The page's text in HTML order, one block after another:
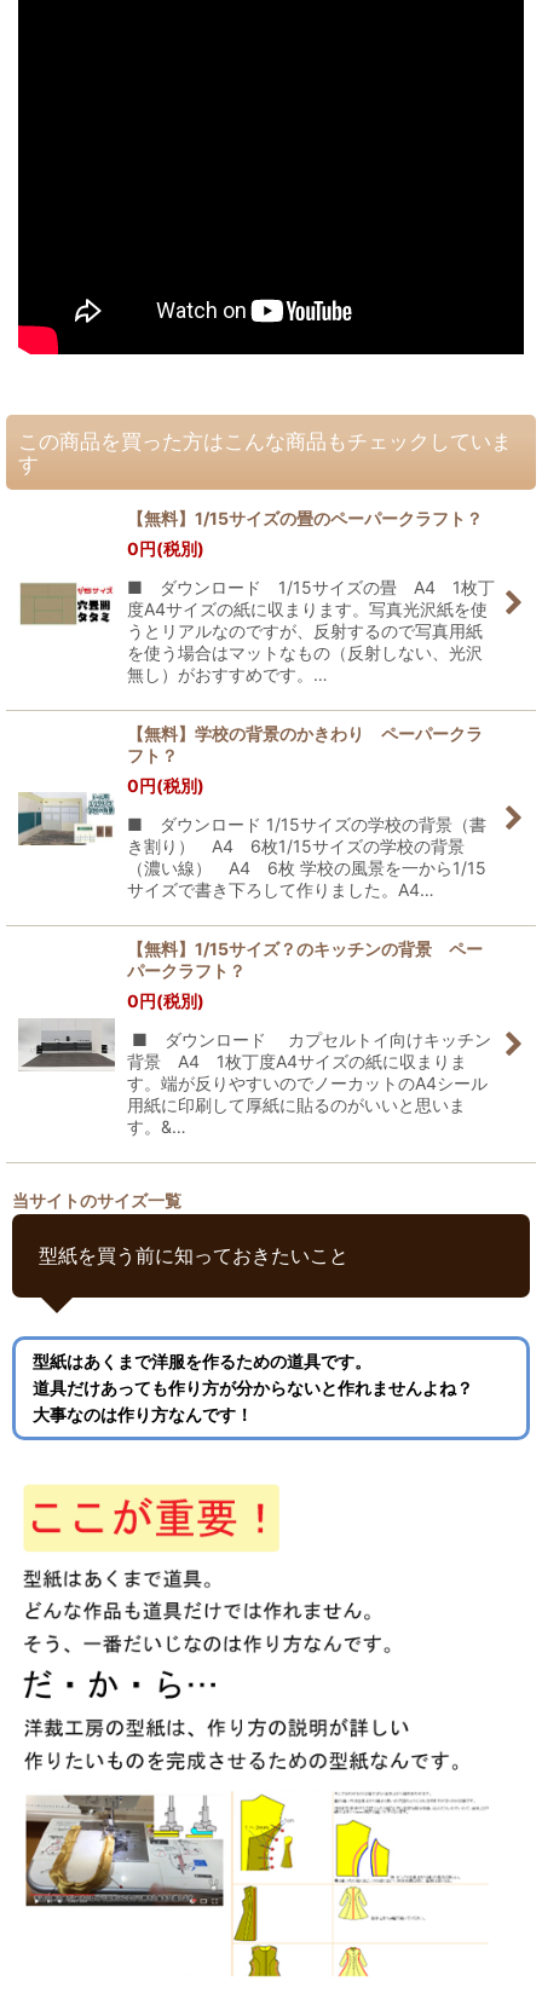
この商品を買った方はこんな商品もチェックしていま
す
【無料】1/15サイズの畳のペーパークラフト？
0円(税別)
■ ダウンロード 1/15サイズの畳 A4 1枚丁
度A4サイズの紙に収まります。写真光沢紙を使
うとリアルなのですが、反射するので写真用紙
を使う場合はマットなもの（反射しない、光沢
無し）がおすすめです。…
【無料】学校の背景のかきわり ペーパークラ
フト？
0円(税別)
■ ダウンロード 1/15サイズの学校の背景（書
き割り） A4 6枚1/15サイズの学校の背景
（濃い線） A4 6枚 学校の風景を一から1/15
サイズで書き下ろして作りました。A4…
【無料】1/15サイズ？のキッチンの背景 ペー
パークラフト？
0円(税別)
■ ダウンロード カプセルトイ向けキッチン
背景 A4 1枚丁度A4サイズの紙に収まりま
す。端が反りやすいのでノーカットのA4シール
用紙に印刷して厚紙に貼るのがいいと思いま
す。&…
当サイトのサイズ一覧
型紙を買う前に知っておきたいこと
型紙はあくまで洋服を作るための道具です。
道具だけあっても作り方が分からないと作れませんよね？
大事なのは作り方なんです！